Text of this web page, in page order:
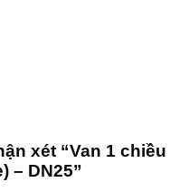
xét “Van 1 chiều
– DN25”